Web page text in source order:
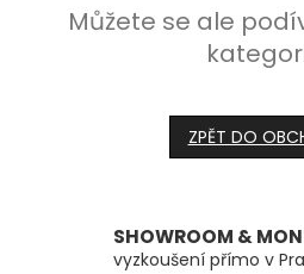
Můžete se ale
ZPĚT DO
SHOWROOM &
vyzkoušení přímo v